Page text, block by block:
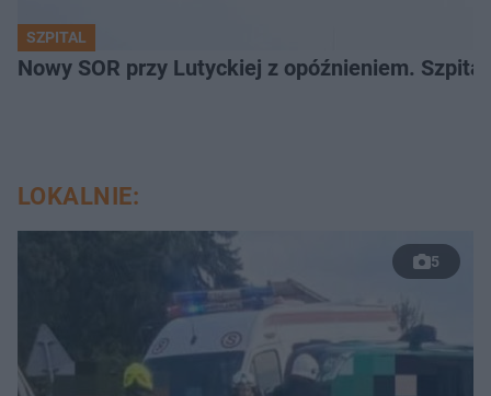
SZPITAL
Nowy SOR przy Lutyckiej z opóźnieniem.
LOKALNIE:
5